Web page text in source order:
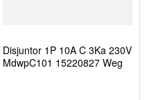
Disjuntor 1P 10A C 3Ka 230V
MdwpC101 15220827 Weg